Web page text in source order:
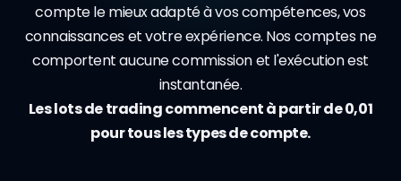
compte le mieux adapté à vos compétences, vos
connaissances et votre expérience. Nos comptes ne
comportent aucune commission et l'exécution est
instantanée.
Les lots de trading commencent à partir de 0,01
pour tous les types de compte.